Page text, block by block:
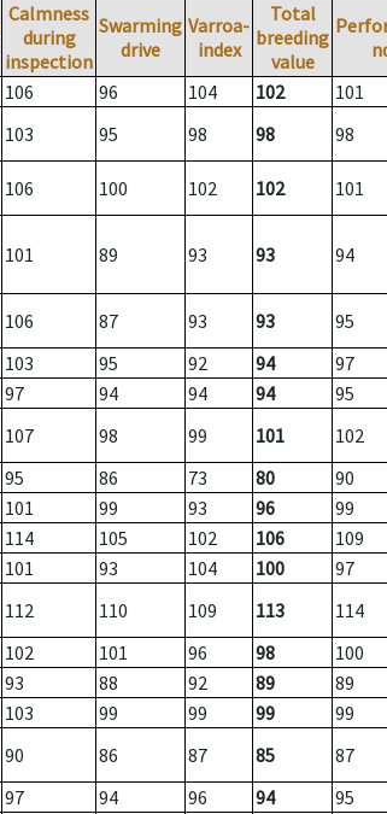
Calmness
during
inspection
Swarming
drive
Varroa-
index
Total
breeding
value
106 96 104 102
101
103 95 98 98 98
106 100 102 102 101
101 89 93 93 94
106 87 93 93
95
103 95 92 94
97
97 94 94 94
95
107 98 99 101
102
95 86 73 80
90
101 99 93 96
99
114 105 102 106
109
101 93 104 100
97
112 110 109 113
114
102 101 96 98
100
93 88 92 89
89
103 99 99 99
99
90 86 87 85
87
97 94 96 94
95